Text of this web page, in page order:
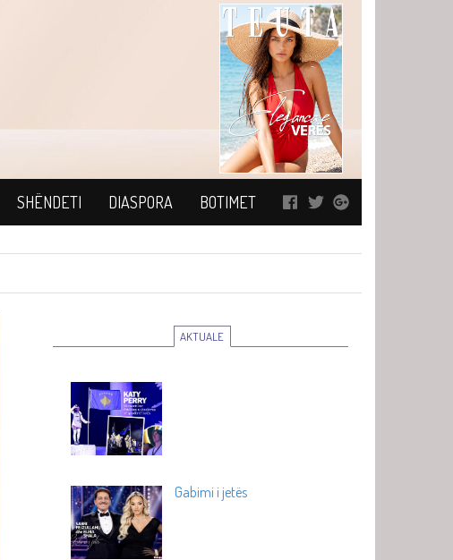
SHËNDETI DIASPORA BOTIMET
AKTUALE
Gabimi i jetës